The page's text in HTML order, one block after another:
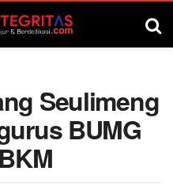
Seulimeng
BUMG